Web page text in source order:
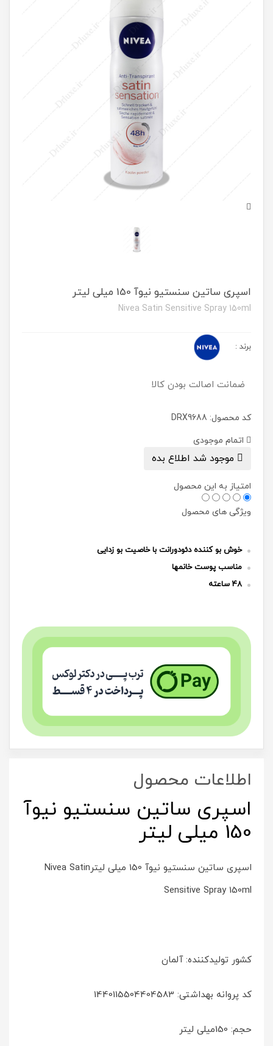
اسپری ساتین سنستیو نیوآ 150 میلی لیتر
Nivea Satin Sensitive Spray 150ml
برند :
ضمانت اصالت بودن کالا
کد محصول: DRX9688
اتمام موجودی
موجود شد اطلاع بده
امتیاز به این محصول
ویژگی های محصول
خوش بو کننده دئودورانت با خاصیت بو زدایی
مناسب پوست خانمها
48 ساعته
اطلاعات محصول
اسپری ساتین سنستیو نیوآ
150 میلی لیتر
اسپری ساتین سنستیو نیوآ 150 میلی لیترNivea Satin
Sensitive Spray 150ml
کشور تولیدکننده: آلمان
کد پروانه بهداشتی: 1440115504404583
حجم: 150میلی لیتر